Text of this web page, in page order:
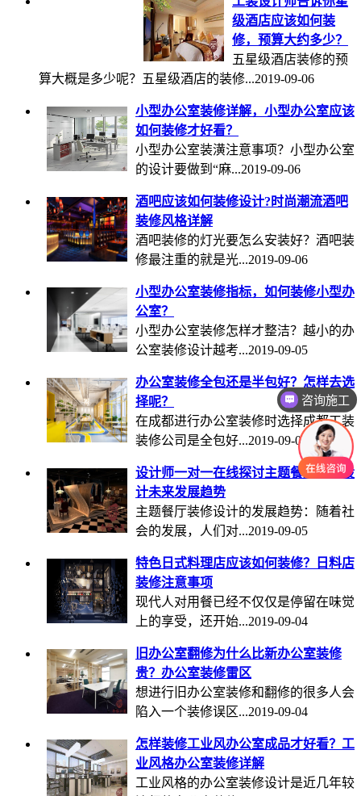
级酒店应该如何装
修，预算大约多少？
五星级酒店装修的预
算大概是多少呢？五星级酒店的装修...2019-09-06
小型办公室装修详解，小型办公室应该
如何装修才好看？
小型办公室装潢注意事项？小型办公室
的设计要做到“麻...2019-09-06
酒吧应该如何装修设计?时尚潮流酒吧
装修风格详解
酒吧装修的灯光要怎么安装好？酒吧装
修最注重的就是光...2019-09-06
小型办公室装修指标，如何装修小型办
公室？
小型办公室装修怎样才整洁？越小的办
公室装修设计越考...2019-09-05
办公室装修全包还是半包好？怎样去选
择呢？
在成都进行办公室装修时选择成都工装
装修公司是全包好...2019-09-05
设计师一对一在线探讨主题餐厅装修设
计未来发展趋势
主题餐厅装修设计的发展趋势：随着社
会的发展，人们对...2019-09-05
特色日式料理店应该如何装修？日料店
装修注意事项
现代人对用餐已经不仅仅是停留在味觉
上的享受，还开始...2019-09-04
旧办公室翻修为什么比新办公室装修
贵？办公室装修雷区
想进行旧办公室装修和翻修的很多人会
陷入一个装修误区...2019-09-04
怎样装修工业风办公室成品才好看？工
业风格办公室装修详解
工业风格的办公室装修设计是近几年较
咨询设计
咨询施工